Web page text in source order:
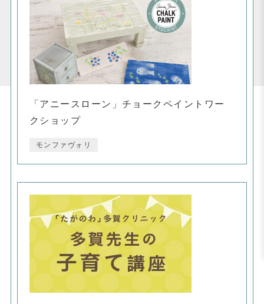
「アニースローン」チョークペイントワー
クショップ
モンファヴォリ